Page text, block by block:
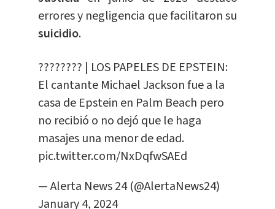
errores y negligencia que facilitaron su
suicidio.
???????? | LOS PAPELES DE EPSTEIN:
El cantante Michael Jackson fue a la
casa de Epstein en Palm Beach pero
no recibió o no dejó que le haga
masajes una menor de edad.
pic.twitter.com/NxDqfwSAEd
— Alerta News 24 (@AlertaNews24)
January 4, 2024